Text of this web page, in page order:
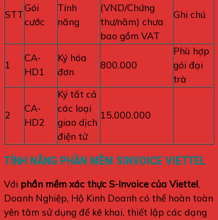
STT
Gói
cước
Tính
năng
(VND/Chứng
thư/năm) chưa
bao gồm VAT
Ghi chú
1
CA-
HD1
Ký hóa
đơn
800.000
Phù hợp
gói đại
trà
2
CA-
HD2
Ký tất cả
các loại
giao dịch
điện tử
15.000.000
TÍNH NĂNG PHẦN MỀM SINVOICE VIETTEL
Với phần mềm xác thực S-Invoice của Viettel,
Doanh Nghiệp, Hộ Kinh Doanh có thể hoàn toàn
yên tâm sử dụng để kê khai, thiết lập các dạng